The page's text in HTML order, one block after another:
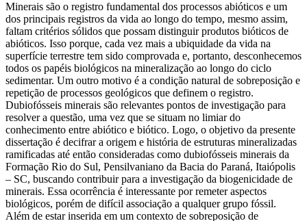
Minerais são o registro fundamental dos processos abióticos e um
dos principais registros da vida ao longo do tempo, mesmo assim,
faltam critérios sólidos que possam distinguir produtos bióticos de
abióticos. Isso porque, cada vez mais a ubiquidade da vida na
superfície terrestre tem sido comprovada e, portanto, desconhecemos
todos os papéis biológicos na mineralização ao longo do ciclo
sedimentar. Um outro motivo é a condição natural de sobreposição e
repetição de processos geológicos que definem o registro.
Dubiofósseis minerais são relevantes pontos de investigação para
resolver a questão, uma vez que se situam no limiar do
conhecimento entre abiótico e biótico. Logo, o objetivo da presente
dissertação é decifrar a origem e história de estruturas mineralizadas
ramificadas até então consideradas como dubiofósseis minerais da
Formação Rio do Sul, Pensilvaniano da Bacia do Paraná, Itaiópolis
– SC, buscando contribuir para a investigação da biogenicidade de
minerais. Essa ocorrência é interessante por remeter aspectos
biológicos, porém de difícil associação a qualquer grupo fóssil.
Além de estar inserida em um contexto de sobreposição de